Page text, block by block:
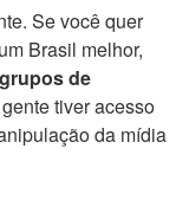
Se você quer
Brasil melhor,
de
tiver acesso
da mídia